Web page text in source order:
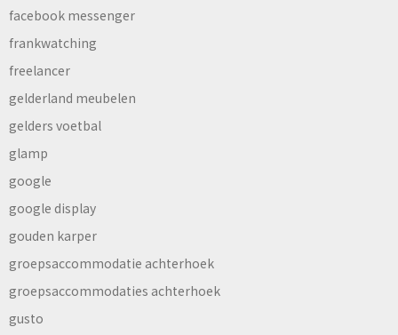
facebook messenger
frankwatching
freelancer
gelderland meubelen
gelders voetbal
glamp
google
google display
gouden karper
groepsaccommodatie achterhoek
groepsaccommodaties achterhoek
gusto